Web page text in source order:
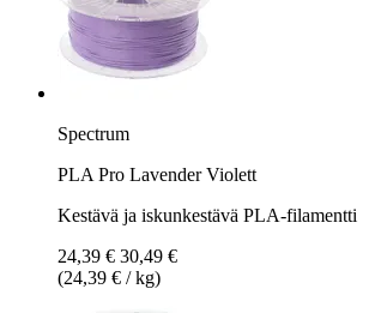
Spectrum
PLA Pro Lavender Violett
Kestävä ja iskunkestävä PLA-filamentti
24,39 € 30,49 €
(24,39 € / kg)